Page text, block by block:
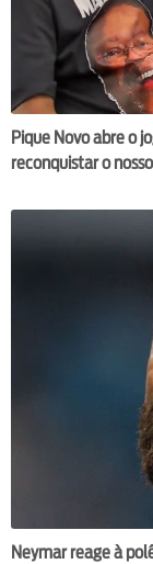
Pique Novo abre o
reconquistar o
Neymar reage à